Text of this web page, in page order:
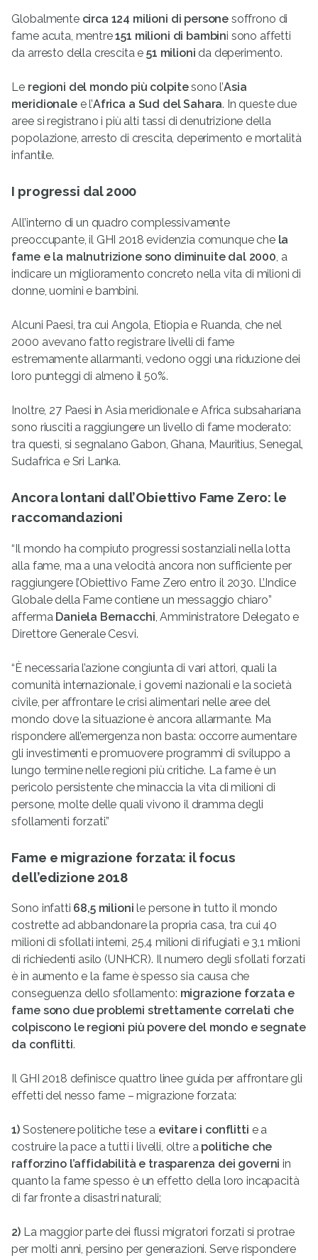
Globalmente circa 124 milioni di persone soffrono di
fame acuta, mentre151 milioni di bambini sono affetti
da arresto della crescita e51 milioni da deperimento.
Le regioni del mondo più colpitesono l’Asia
meridionale e l’Africa a Sud del Sahara. In queste due
aree si registrano i più alti tassi di denutrizione della
popolazione, arresto di crescita, deperimento e mortalità
infantile.
I progressi dal 2000
All’interno di un quadro complessivamente
preoccupante, il GHI 2018 evidenzia comunque chela
fame e la malnutrizione sono diminuite dal 2000, a
indicare un miglioramento concreto nella vita di milioni di
donne, uomini e bambini.
Alcuni Paesi, tra cui Angola, Etiopia e Ruanda, che nel
2000 avevano fatto registrare livelli di fame
estremamente allarmanti, vedono oggi una riduzione dei
loro punteggi di almeno il 50%.
Inoltre, 27 Paesi in Asia meridionale e Africa subsahariana
sono riusciti a raggiungere un livello di fame moderato:
tra questi, si segnalano Gabon, Ghana, Mauritius, Senegal,
Sudafrica e Sri Lanka.
Ancora lontani dall’Obiettivo Fame Zero: le
raccomandazioni
“Il mondo ha compiuto progressi sostanziali nella lotta
alla fame, ma a una velocità ancora non sufficiente per
raggiungere l’Obiettivo Fame Zero entro il 2030. L’Indice
Globale della Fame contiene un messaggio chiaro”
afferma Daniela Bernacchi , Amministratore Delegato e
Direttore Generale Cesvi.
“È necessaria l’azione congiunta di vari attori, quali la
comunità internazionale, i governi nazionali e la società
civile, per affrontare le crisi alimentari nelle aree del
mondo dove la situazione è ancora allarmante. Ma
rispondere all’emergenza non basta: occorre aumentare
gli investimenti e promuovere programmi di sviluppo a
lungo termine nelle regioni più critiche. La fame è un
pericolo persistente che minaccia la vita di milioni di
persone, molte delle quali vivono il dramma degli
sfollamenti forzati.”
Fame e migrazione forzata: il focus
dell’edizione 2018
Sono infatti 68,5 milionile persone in tutto il mondo
costrette ad abbandonare la propria casa, tra cui 40
milioni di sfollati interni, 25,4 milioni di rifugiati e 3,1 milioni
di richiedenti asilo (UNHCR). Il numero degli sfollati forzati
è in aumento e la fame è spesso sia causa che
conseguenza dello sfollamento: migrazione forzata e
fame sono due problemi strettamente correlati che
colpiscono le regioni più povere del mondo e segnate
da conflitti.
Il GHI 2018 definisce quattro linee guida per affrontare gli
effetti del nesso fame – migrazione forzata:
1) Sostenere politiche tese a evitare i conflitti e a
costruire la pace a tutti i livelli, oltre a politiche che
rafforzino l’affidabilità e trasparenza dei governi in
quanto la fame spesso è un effetto della loro incapacità
di far fronte a disastri naturali;
2) La maggior parte dei flussi migratori forzati si protrae
per molti anni, persino per generazioni. Serve rispondere